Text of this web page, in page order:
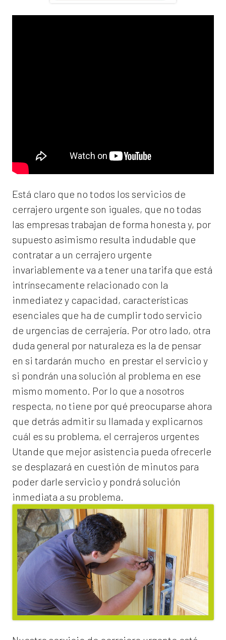
Está claro que no todos los servicios de
cerrajero urgente son iguales, que no todas
las empresas trabajan de forma honesta y, por
supuesto asimismo resulta indudable que
contratar a un cerrajero urgente
invariablemente va a tener una tarifa que está
intrínsecamente relacionado con la
inmediatez y capacidad, características
esenciales que ha de cumplir todo servicio
de urgencias de cerrajería. Por otro lado, otra
duda general por naturaleza es la de pensar
en si tardarán mucho en prestar el servicio y
si pondrán una solución al problema en ese
mismo momento. Por lo que a nosotros
respecta, no tiene por qué preocuparse ahora
que detrás admitir su llamada y explicarnos
cuál es su problema, el cerrajeros urgentes
Utande que mejor asistencia pueda ofrecerle
se desplazará en cuestión de minutos para
poder darle servicio y pondrá solución
inmediata a su problema.